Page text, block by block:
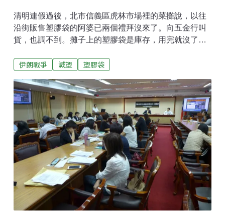
清明連假過後，北市信義區虎林市場裡的菜攤說，以往
沿街販售塑膠袋的阿婆已兩個禮拜沒來了。向五金行叫
貨，也調不到。攤子上的塑膠袋是庫存，用完就沒了。
全國1033處市場中有284處市場塑膠袋供貨緊縮。面對
手協調優先供貨給商圈和市場；要解決中下游沒產品可
賣，也要解決中上游「沒料可製造」的問題，讓塑膠袋
的數量和價格回穩，換句話說，趕快讓大家回到繼續使
用塑膠袋的日子。不過，我們究竟只是繼續「使用」塑
膠袋，還是已經過度「依賴」了呢？經濟部估算，每月
聚乙烯產能增加後，可以做出12.5億個塑膠袋。但不分
朝野立委都質疑，經濟部增加產量，與環境部的限塑方
向有矛盾。立院社會福利與衛生環境委員會8日邀請環境
部、經濟部針對塑膠穩定供給及減塑政策進行專題報告
並備質詢。國民黨立委王育敏指出，民眾囤積加上經濟
部增產，塑膠總量恐怕
伊朗戰爭 減塑 塑膠袋